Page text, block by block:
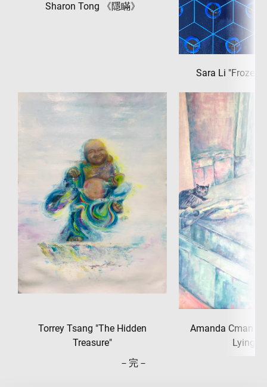
Sharon Tong 《隱瞞》
Sara Li "Frozen
Torrey Tsang "The Hidden
Treasure"
Amanda Cman
Lying卧
－完－